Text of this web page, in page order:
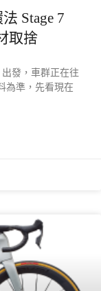
Stage 7
取捨
出發，車群正在往
為準，先看現在